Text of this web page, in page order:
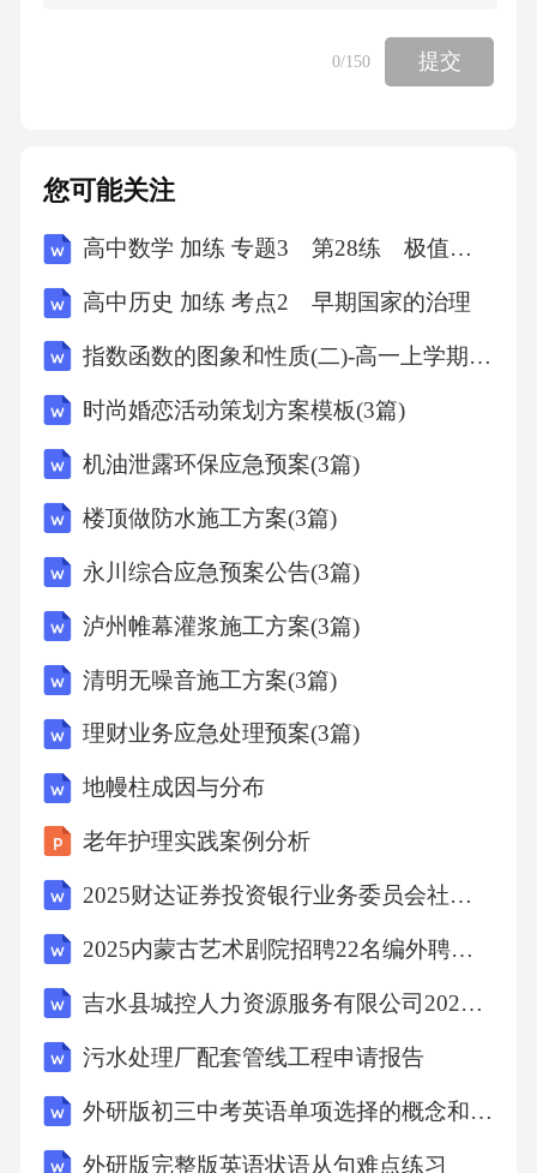
会：由护理教育专家、临床护理专家、多媒体
设计专家组成。在右侧编辑区输入内容2.评审标
选→复选→终评，最终评选出获奖作品。05ON
1内容质量（40分）1.科学性（10分）：内容准
确，符合护理专业规范，数据来源可靠。2.逻辑
性（10分）：结构清晰，逻辑严谨，层次分
明。3.实用性（10分）：紧密结合临床实践，能
够指导护理工作。
2设计水平（30分）1.视觉设计（10分）：版面
美观，色彩搭配合理，符合审美标准。012.交互
性（10分）：动画效果流畅，交互设计合理，
增强学习体验。023.技术性（10分）：文件格式
3创新性（20分）1.创意独特（10分）：设计新
颖，能够突破传统模式。2.技术应用（10分）：
4完善性（10分）01在右侧编辑区输入内容1.语
言表达（5分）：文字简洁明了，术语准确。02-
加分。06ONEPPT课件设计要点
1内容设计1.明确教学目标：根据护理课程要
0/150 提交
您可能关注
高中数学 加练 专题3 第28练 极值点偏移(二)
高中历史 加练 考点2 早期国家的治理
指数函数的图象和性质(二)-高一上学期数学课时作业人教版A版（含解析）
时尚婚恋活动策划方案模板(3篇)
机油泄露环保应急预案(3篇)
楼顶做防水施工方案(3篇)
永川综合应急预案公告(3篇)
泸州帷幕灌浆施工方案(3篇)
清明无噪音施工方案(3篇)
理财业务应急处理预案(3篇)
地幔柱成因与分布
老年护理实践案例分析
2025财达证券投资银行业务委员会社会招聘2人（北京）备考笔试题库及答案解析
2025内蒙古艺术剧院招聘22名编外聘用人员参考笔试题库及答案解析
吉水县城控人力资源服务有限公司2025年面向社会公开招聘2名保安重启、调整岗位要求及考试方式模拟笔试试题及答案解析
污水处理厂配套管线工程申请报告
外研版初三中考英语单项选择的概念和用法
外研版完整版英语状语从句难点练习